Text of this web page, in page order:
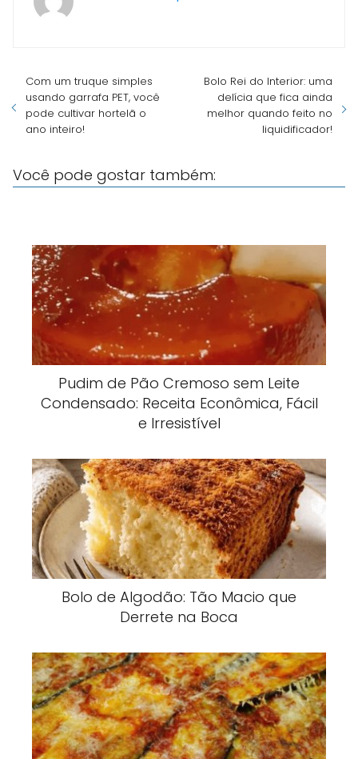
Com um truque simples
usando garrafa PET, você
pode cultivar hortelã o
ano inteiro!
Bolo Rei do Interior: uma
delícia que fica ainda
melhor quando feito no
liquidificador!
Você pode gostar também:
Pudim de Pão Cremoso sem Leite
Condensado: Receita Econômica, Fácil
e Irresistível
Bolo de Algodão: Tão Macio que
Derrete na Boca